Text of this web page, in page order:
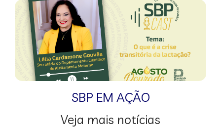
SBP EM AÇÃO
Veja mais notícias